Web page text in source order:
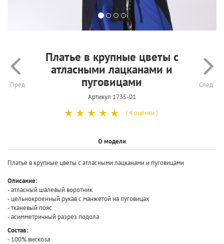
Пред.
Платье в крупные цветы с
атласными лацканами и
пуговицами
Артикул 1735-01
След.
☆
☆
☆
☆
☆ ( 4 оценки )
О модели
Платье в крупные цветы с атласными лацканами и пуговицами
Описание:
- атласный шалевый воротник
- цельнокроенный рукав с манжетой на пуговицах
- тканевый пояс
- асимметричный разрез подола
Состав:
- 100% вискоза